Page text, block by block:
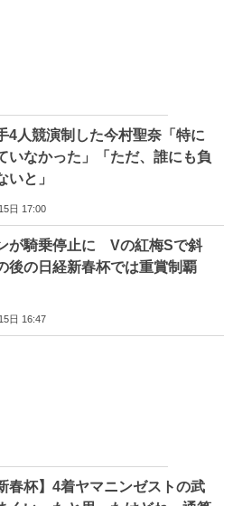
4人競演制した今村聖奈「特に
いなかった」「ただ、誰にも負
いと」
日 17:00
が騎乗停止に Vの紅梅Sで斜
後の日経新春杯では重賞制覇
日 16:47
春杯】4着ヤマニンゼストの武